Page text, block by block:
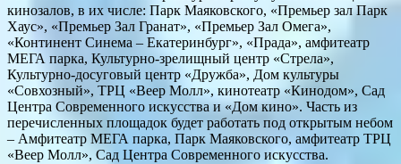
кинозалов, в их числе: Парк Маяковского, «Премьер зал Парк
Хаус», «Премьер Зал Гранат», «Премьер Зал Омега»,
«Континент Синема – Екатеринбург», «Прада», амфитеатр
МЕГА парка, Культурно-зрелищный центр «Стрела»,
Культурно-досуговый центр «Дружба», Дом культуры
«Совхозный», ТРЦ «Веер Молл», кинотеатр «Кинодом», Сад
Центра Современного искусства и «Дом кино». Часть из
перечисленных площадок будет работать под открытым небом
– Амфитеатр МЕГА парка, Парк Маяковского, амфитеатр ТРЦ
«Веер Молл», Сад Центра Современного искусства.